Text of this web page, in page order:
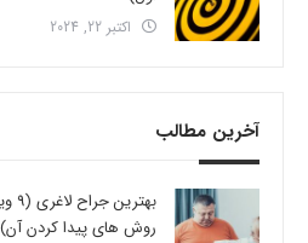
اکتبر 22, 2024
آخرین مطالب
روش های پیدا کردن آن)